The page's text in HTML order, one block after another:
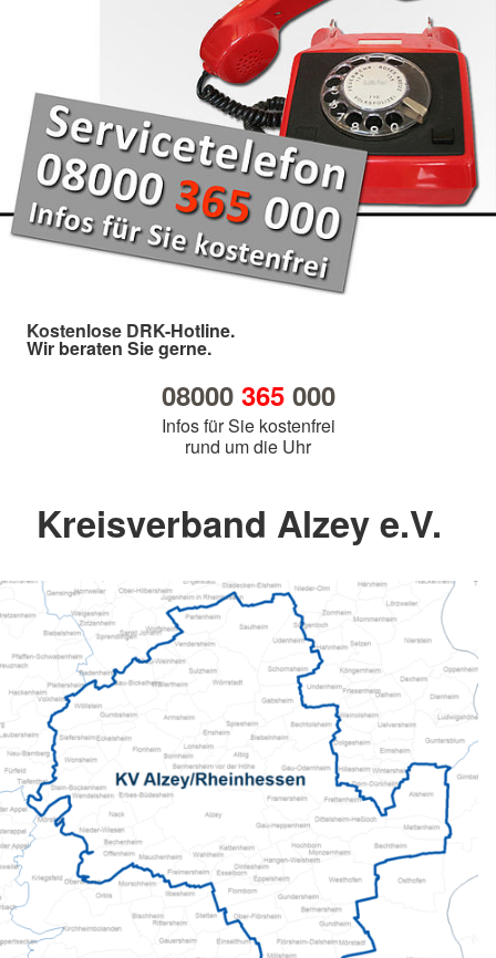
Kostenlose DRK-Hotline.
Wir beraten Sie gerne.
08000 365000
Infos für Sie kostenfrei
rund um die Uhr
Kreisverband Alzey e.V.